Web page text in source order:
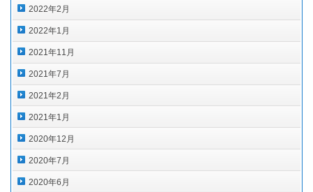
2022年2月
2022年1月
2021年11月
2021年7月
2021年2月
2021年1月
2020年12月
2020年7月
2020年6月